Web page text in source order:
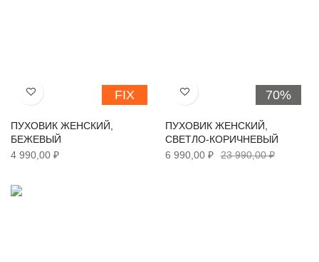
FIX
Хочу!
ПУХОВИК ЖЕНСКИЙ,
БЕЖЕВЫЙ
4 990,00 ₽
70%
Хочу!
ПУХОВИК ЖЕНСКИЙ,
СВЕТЛО-КОРИЧНЕВЫЙ
6 990,00 ₽
23 990,00 ₽